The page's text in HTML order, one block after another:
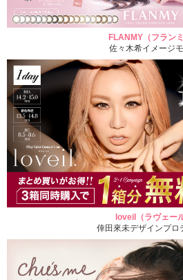
FLANMY（フランミ
佐々木希イメージ
loveil（ラヴェール
倖田來未デザインプロ